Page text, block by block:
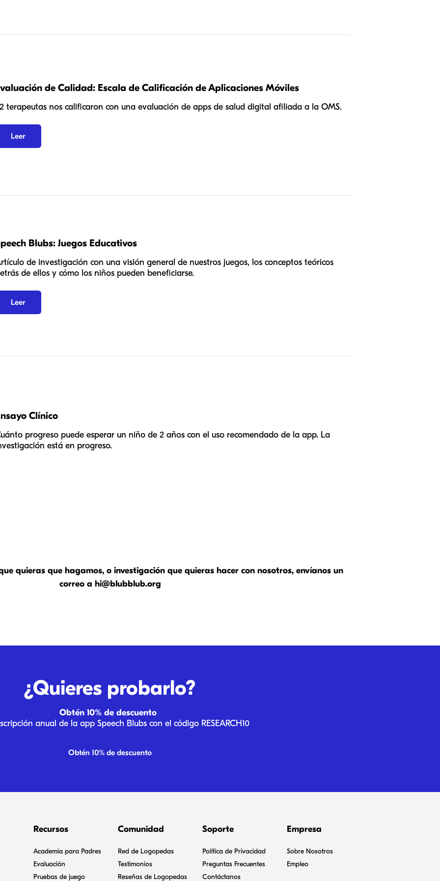
de Calidad: Escala de Calificación de Aplicaciones Móviles
terapeutas nos calificaron con una evaluación de apps de salud digital afiliada a la OMS.
Leer
Blubs: Juegos Educativos
de investigación con una visión general de nuestros juegos, los conceptos teóricos
de ellos y cómo los niños pueden beneficiarse.
Leer
Clínico
progreso puede esperar un niño de 2 años con el uso recomendado de la app. La
está en progreso.
quieras que hagamos, o investigación que quieras hacer con nosotros, envíanos un
correo a hi@blubblub.org
¿Quieres probarlo?
Obtén 10% de descuento
anual de la app Speech Blubs con el código RESEARCH10
Obtén 10% de descuento
Recursos
Academia para Padres
Evaluación
Pruebas de juego
Comunidad
Red de Logopedas
Testimonios
Reseñas de Logopedas
Soporte
Política de Privacidad
Preguntas Frecuentes
Contáctanos
Empresa
Sobre Nosotros
Empleo